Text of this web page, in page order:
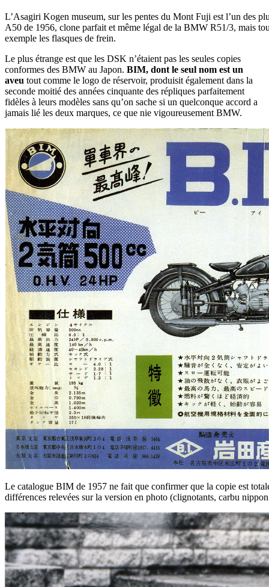
L’Asagiri Kogen museum, sur les pentes du Mont Fuji est l’un des
A50 de 1956, clone parfait et même légal de la BMW R51/3, mais
exemple les flasques de frein.
Le plus étrange est que les DSK n’étaient pas les seules copies
conformes des BMW au Japon. BIM, dont le seul nom est un
aveu tout comme le logo de réservoir, produisit également dans la
seconde moitié des années cinquante des répliques parfaitement
fidèles à leurs modèles sans qu’on sache si un quelconque accord a
jamais lié les deux marques, ce que nie vigoureusement BMW.
Le catalogue BIM de 1957 ne fait que confirmer que la copie est
différences relevées sur la version en photo (clignotants, carbu